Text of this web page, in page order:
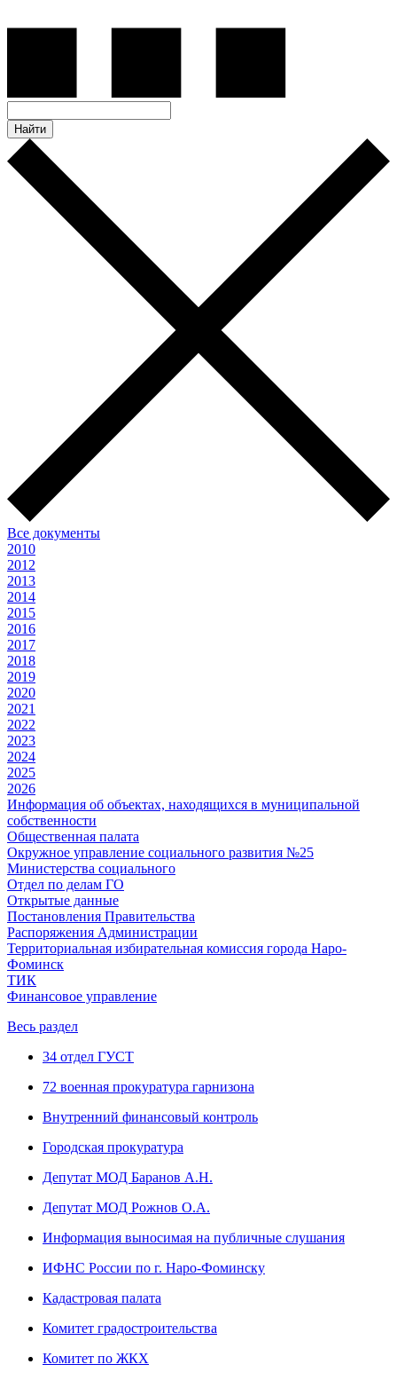
Найти
Все документы
2010
2012
2013
2014
2015
2016
2017
2018
2019
2020
2021
2022
2023
2024
2025
2026
Информация об объектах, находящихся в муниципальной
собственности
Общественная палата
Окружное управление социального развития №25
Министерства социального
Отдел по делам ГО
Открытые данные
Постановления Правительства
Распоряжения Администрации
Территориальная избирательная комиссия города Наро-
Фоминск
ТИК
Финансовое управление
Весь раздел
34 отдел ГУСТ
72 военная прокуратура гарнизона
Внутренний финансовый контроль
Городская прокуратура
Депутат МОД Баранов А.Н.
Депутат МОД Рожнов О.А.
Информация выносимая на публичные слушания
ИФНС России по г. Наро-Фоминску
Кадастровая палата
Комитет градостроительства
Комитет по ЖКХ